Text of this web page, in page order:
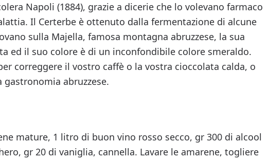
Napoli (1884), grazie a dicerie che lo volevano farmaco
Il Certerbe è ottenuto dalla fermentazione di alcune
sulla Majella, famosa montagna abruzzese, la sua
ed il suo colore è di un inconfondibile colore smeraldo.
correggere il vostro caffè o la vostra cioccolata calda, o
abruzzese.
mature, 1 litro di buon vino rosso secco, gr 300 di alcool
gr 20 di vaniglia, cannella. Lavare le amarene, togliere